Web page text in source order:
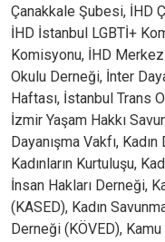
Çanakkale Şubesi, İHD
İHD İstanbul LGBTİ+
Komisyonu, İHD
Okulu Derneği, İnter
Haftası, İstanbul Trans
İzmir Yaşam Hakkı
Dayanışma Vakfı,
Kadınların Kurtuluşu,
İnsan Hakları Derneği,
(KASED), Kadın
Derneği (KÖVED),